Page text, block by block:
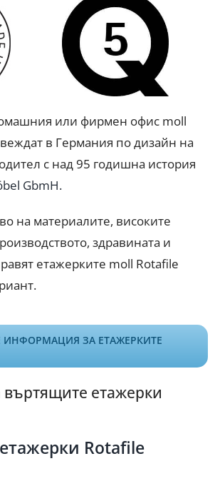
или фирмен офис moll
в Германия по дизайн на
с над 95 годишнa история
GbmH.
на материалите, високите
здравината и
етажерките moll Rotafile
ИНФОРМАЦИЯ ЗА ЕТАЖЕРКИТЕ
въртящите етажерки
Rotafile